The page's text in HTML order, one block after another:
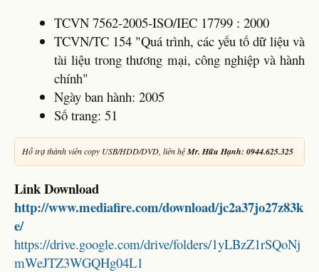
TCVN 7562-2005-ISO/IEC 17799 : 2000
TCVN/TC 154 "Quá trình, các yếu tố dữ liệu và
tài liệu trong thương mại, công nghiệp và hành
chính"
Ngày ban hành: 2005
Số trang: 51
Hỗ trợ thành viên copy USB/HDD/DVD, liên hệMr. Hữu Hạnh: 0944.625.325
Link Download
http://www.mediafire.com/download/jc2a37jo27z83k
e/
https://drive.google.com/drive/folders/1yLBzZ1rSQoNj
mWeJTZ3WGQHg04L1